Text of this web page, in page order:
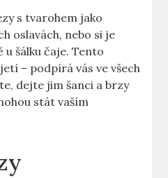
s tvarohem jako
oslavách, nebo si je
šálku čaje. Tento
– podpírá vás ve všech
dejte jim šanci a brzy
stát vaším